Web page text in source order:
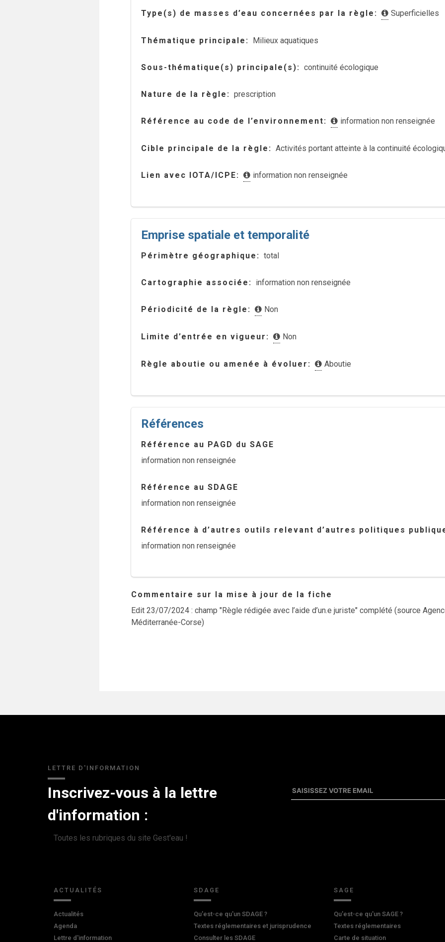
Type(s) de masses d’eau concernées par la règle Superficielles
Thématique principale Milieux aquatiques
Sous-thématique(s) principale(s) continuité écologique
Nature de la règle prescription
Référence au code de l’environnement information non renseignée
Cible principale de la règle Activités portant atteinte à la continuité
Lien avec IOTA/ICPE information non renseignée
Emprise spatiale et temporalité
Périmètre géographique total
Cartographie associée information non renseignée
Périodicité de la règle Non
Limite d’entrée en vigueur Non
Règle aboutie ou amenée à évoluer Aboutie
Références
Référence au PAGD du SAGE
information non renseignée
Référence au SDAGE
information non renseignée
Référence à d’autres outils relevant d’autres politiques
information non renseignée
Commentaire sur la mise à jour de la fiche
Edit 23/07/2024 : champ "Règle rédigée avec l’aide d’un.e juriste" complété (source
Méditerranée-Corse)
LETTRE D'INFORMATION
Inscrivez-vous à la lettre
d'information :
Toutes les rubriques du site Gest'eau !
ACTUALITÉS
Actualités
Agenda
Lettre d'information
SDAGE
Qu'est-ce qu'un SDAGE ?
Textes réglementaires et jurisprudence
Consulter les SDAGE
SAGE
Qu'est-ce qu'un SAGE ?
Textes réglementaires
Carte de situation